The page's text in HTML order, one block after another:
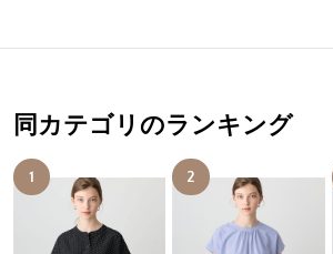
同カテゴリのランキング
1 2